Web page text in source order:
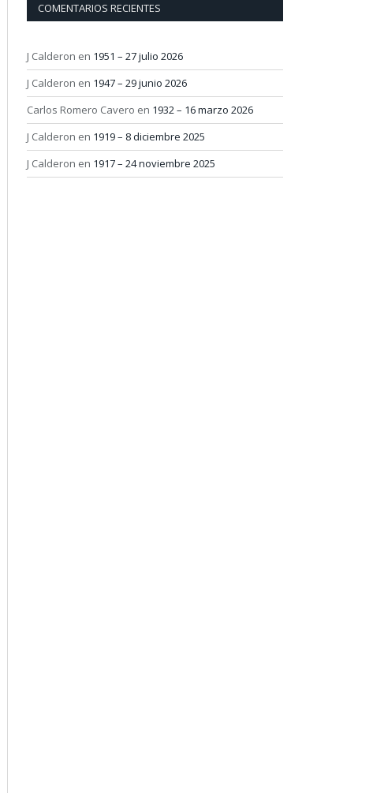
COMENTARIOS RECIENTES
J Calderon en 1951 – 27 julio 2026
J Calderon en 1947 – 29 junio 2026
Carlos Romero Cavero en 1932 – 16 marzo 2026
J Calderon en 1919 – 8 diciembre 2025
J Calderon en 1917 – 24 noviembre 2025